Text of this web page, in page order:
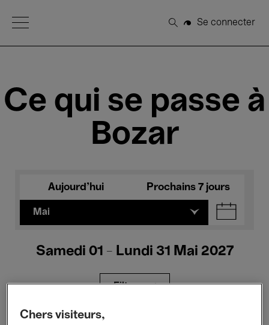
Open Menu
Rechercher
Se connecter
Ce qui se passe à
Bozar
Aujourd'hui Prochains 7 jours
Mai
Samedi 01 - Lundi 31 Mai 2027
Filtres
Chers visiteurs,